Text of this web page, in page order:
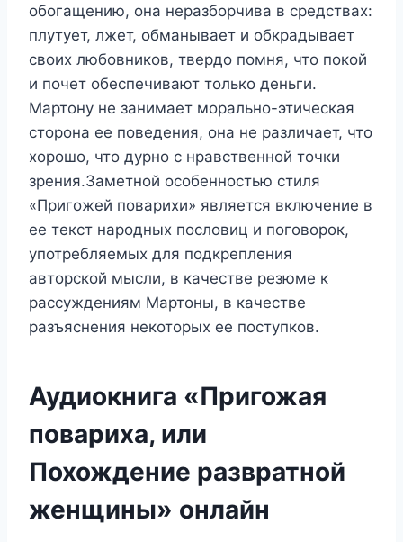
обогащению, она неразборчива в средствах:
плутует, лжет, обманывает и обкрадывает
своих любовников, твердо помня, что покой
и почет обеспечивают только деньги.
Мартону не занимает морально-этическая
сторона ее поведения, она не различает, что
хорошо, что дурно с нравственной точки
зрения.Заметной особенностью стиля
«Пригожей поварихи» является включение в
ее текст народных пословиц и поговорок,
употребляемых для подкрепления
авторской мысли, в качестве резюме к
рассуждениям Мартоны, в качестве
разъяснения некоторых ее поступков.
Аудиокнига «Пригожая
повариха, или
Похождение развратной
женщины» онлайн